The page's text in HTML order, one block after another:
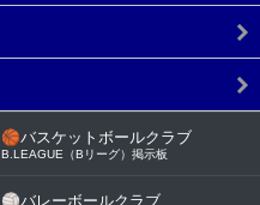
🏀バスケットボールクラブ
B.LEAGUE（Bリーグ）掲示板
🏐バレーボールクラブ